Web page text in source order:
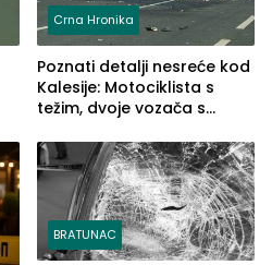
Crna Hronika
Poznati detalji nesreće kod
Kalesije: Motociklista s
težim, dvoje vozača s
BRATUNAC